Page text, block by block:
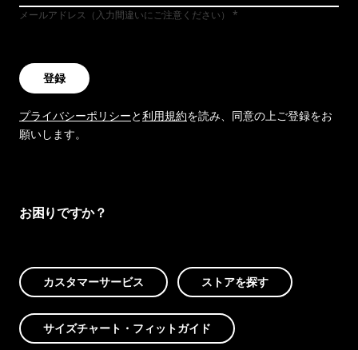
メールアドレス（入力間違いにご注意ください）
登録
プライバシーポリシーと利用規約を読み、同意の上ご登録をお
願いします。
お困りですか？
カスタマーサービス ストアを探す
サイズチャート・フィットガイド